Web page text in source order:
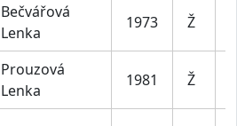
Bečvářová
Lenka
1973 Ž
Prouzová
Lenka
1981 Ž